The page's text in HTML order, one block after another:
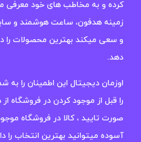
کرده و به مخاطب های خود معرفی
زمینه هدفون، ساعت هوشمند و سایر
و سعی میکند بهترین محصولات را
دهد.
اوزمان دیجیتال این اطمینان را
را قبل از موجود کردن در فروشگاه
صورت تایید ، کالا در فروشگاه
آسوده میتوانید بهترین انتخاب را